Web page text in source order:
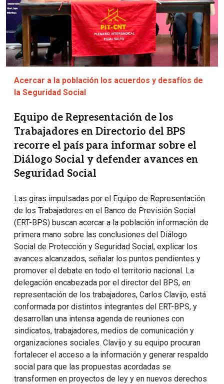
Acercar a la población los acuerdos y desafíos de
la Seguridad Social
Equipo de Representación de los
Trabajadores en Directorio del BPS
recorre el país para informar sobre el
Diálogo Social y defender avances en
Seguridad Social
Las giras impulsadas por el Equipo de Representación
de los Trabajadores en el Banco de Previsión Social
(ERT-BPS) buscan acercar a la población información de
primera mano sobre las conclusiones del Diálogo
Social de Protección y Seguridad Social, explicar los
avances alcanzados, señalar los puntos pendientes y
promover el debate en todo el territorio nacional. La
delegación encabezada por el director del BPS, en
representación de los trabajadores, Carlos Clavijo, está
conformada por distintos integrantes del ERT-BPS, y
desarrollan una intensa agenda de reuniones con
sindicatos, trabajadores, medios de comunicación y
organizaciones sociales. Clavijo y su equipo procuran
fortalecer el acceso a la información y generar respaldo
social para que las propuestas acordadas se
transformen en proyectos de ley y en nuevos derechos